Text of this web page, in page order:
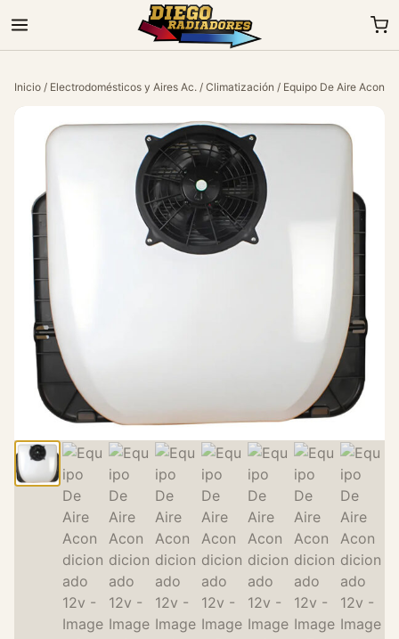
Inicio / Electrodomésticos y Aires Ac. / Climatización / Equipo De Aire